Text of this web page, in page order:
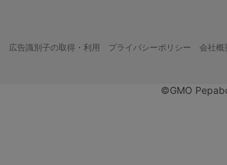
広告識別子の取得・利用 プライバシーポリシー 会社概
©GMO